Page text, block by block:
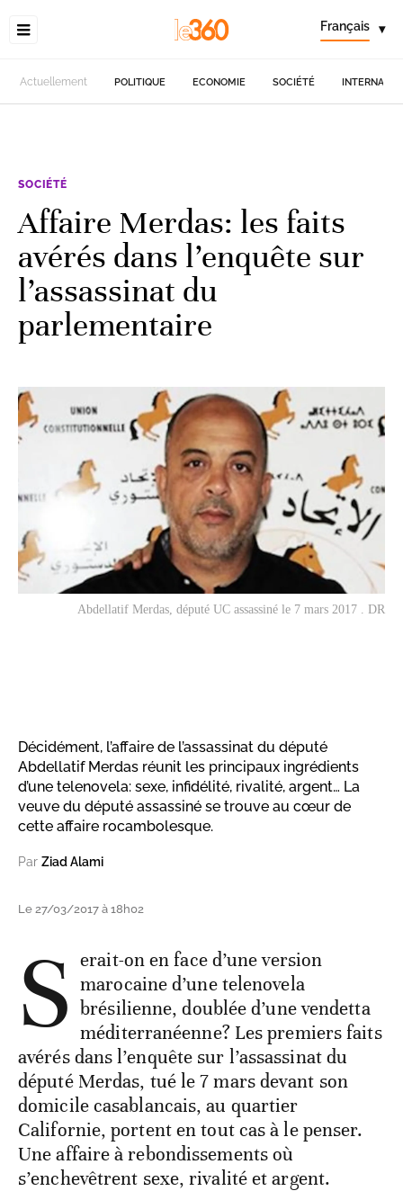
Français ▾
Actuellement POLITIQUE ECONOMIE SOCIÉTÉ
SOCIÉTÉ
Affaire Merdas: les faits
avérés dans l’enquête sur
l’assassinat du
parlementaire
Abdellatif Merdas, député UC assassiné le 7 mars 2017 . DR
Décidément, l’affaire de l’assassinat du député
Abdellatif Merdas réunit les principaux ingrédients
d’une telenovela: sexe, infidélité, rivalité, argent… La
veuve du député assassiné se trouve au cœur de
cette affaire rocambolesque.
Par Ziad Alami
Le 27/03/2017 à 18h02
S erait-on en face d’une version
marocaine d’une telenovela
brésilienne, doublée d’une vendetta
méditerranéenne? Les premiers faits
avérés dans l’enquête sur l’assassinat du
député Merdas, tué le 7 mars devant son
domicile casablancais, au quartier
Californie, portent en tout cas à le penser.
Une affaire à rebondissements où
s’enchevêtrent sexe, rivalité et argent.